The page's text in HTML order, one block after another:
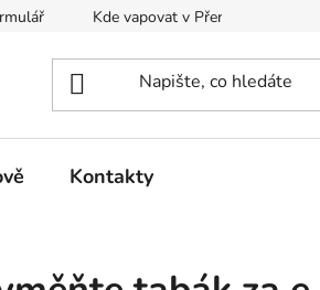
Kde vapovat v Přerově?
Kontakty